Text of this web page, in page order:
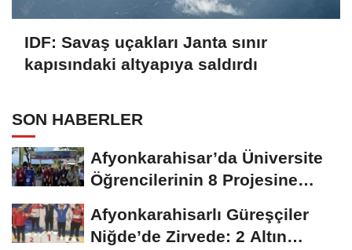
IDF: Savaş uçakları Janta sınır
kapısındaki altyapıya saldırdı
SON HABERLER
Afyonkarahisar’da Üniversite
Öğrencilerinin 8 Projesine
Afyonkarahisarlı Güreşçiler
Niğde’de Zirvede: 2 Altın